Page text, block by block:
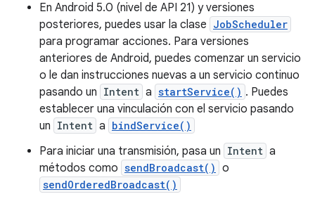
En Android 5.0 (nivel de API 21) y versiones
posteriores, puedes usar la clase JobScheduler
para programar acciones. Para versiones
anteriores de Android, puedes comenzar un servicio
o le dan instrucciones nuevas a un servicio continuo
pasando un Intent a startService() . Puedes
establecer una vinculación con el servicio pasando
un Intent a bindService()
Para iniciar una transmisión, pasa un Intent a
métodos como sendBroadcast() o
sendOrderedBroadcast()